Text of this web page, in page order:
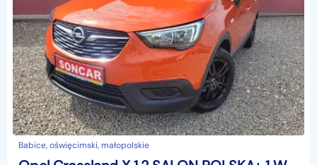
Babice, oświęcimski, małopolskie